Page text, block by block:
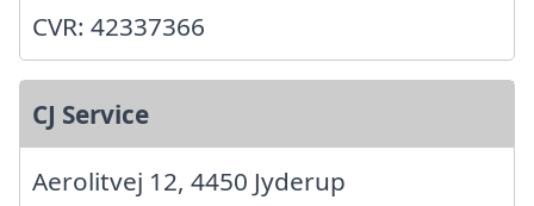
CVR: 42337366
CJ Service
Aerolitvej 12, 4450 Jyderup